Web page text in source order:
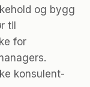
og bygg
til
for
konsulent-